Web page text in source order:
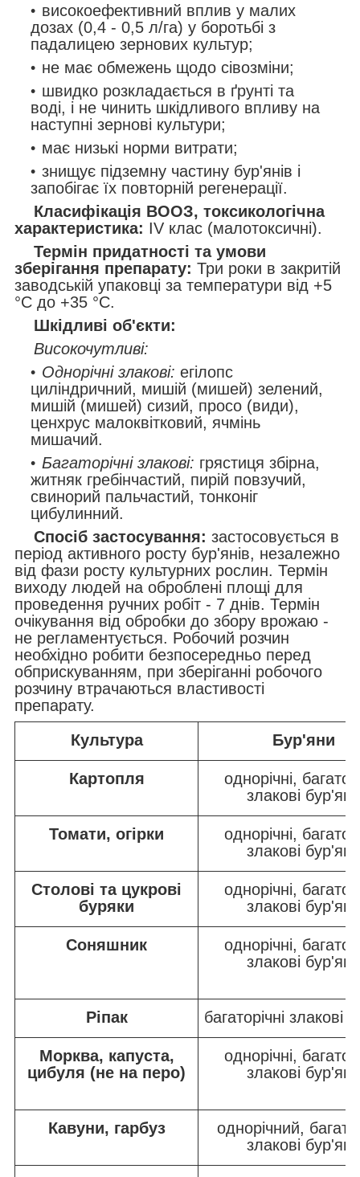
високоефективний вплив у малих
дозах (0,4 - 0,5 л/га) у боротьбі з
падалицею зернових культур;
не має обмежень щодо сівозміни;
швидко розкладається в ґрунті та
воді, і не чинить шкідливого впливу на
наступні зернові культури;
має низькі норми витрати;
знищує підземну частину бур'янів і
запобігає їх повторній регенерації.
Класифікація ВООЗ, токсикологічна
характеристика: ІV клас (малотоксичні).
Термін придатності та умови
зберігання препарату: Три роки в закритій
заводській упаковці за температури від +5
°С до +35 °С.
Шкідливі об'єкти:
Високочутливі:
Однорічні злакові: егілопс
циліндричний, мишій (мишей) зелений,
мишій (мишей) сизий, просо (види),
ценхрус малоквітковий, ячмінь
мишачий.
Багаторічні злакові: грястиця збірна,
житняк гребінчастий, пирій повзучий,
свинорий пальчастий, тонконіг
цибулинний.
Спосіб застосування: застосовується в
період активного росту бур'янів, незалежно
від фази росту культурних рослин. Термін
виходу людей на оброблені площі для
проведення ручних робіт - 7 днів. Термін
очікування від обробки до збору врожаю -
не регламентується. Робочий розчин
необхідно робити безпосередньо перед
обприскуванням, при зберіганні робочого
розчину втрачаються властивості
препарату.
Культура
Бур'яни
Картопля
однорічні,
злакові бур'яни
Томати, огірки
однорічні,
злакові бур'яни
Столові та цукрові
буряки
однорічні,
злакові бур'яни
Соняшник
однорічні,
злакові бур'яни
Ріпак багаторічні злакові
Морква, капуста,
цибуля (не на перо)
однорічні,
злакові бур'яни
Кавуни, гарбуз
однорічний,
злакові бур'яни